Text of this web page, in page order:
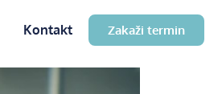
Kontakt Zakaži termin